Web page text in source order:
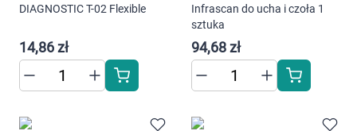
warunki przechowywania lub dostępu do
cookies poprzez kliknięcie przycisku
"Ustawienia" lub możesz zaakceptować
ustawienia wszystkich cookies klikając
AKCEPTUJĘ WSZYSTKIE
DIAGNOSTIC T-02 Flexible
14,86 zł
Infrascan do ucha i czoła 1
sztuka
94,68 zł